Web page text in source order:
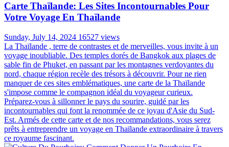
Carte Thaïlande: Les Sites Incontournables Pour
Votre Voyage En Thaïlande
Sunday, July 14, 2024 16527 views
La Thaïlande , terre de contrastes et de merveilles, vous invite à un
voyage inoubliable. Des temples dorés de Bangkok aux plages de
sable fin de Phuket, en passant par les montagnes verdoyantes du
nord, chaque région recèle des trésors à découvrir. Pour ne rien
manquer de ces sites emblématiques, une carte de la Thaïlande
s'impose comme le compagnon idéal du voyageur curieux.
Préparez-vous à sillonner le pays du sourire, guidé par les
incontournables qui font la renommée de ce joyau d'Asie du Sud-
Est. Armés de cette carte et de nos recommandations, vous serez
prêts à entreprendre un voyage en Thaïlande extraordinaire à travers
ce royaume fascinant.